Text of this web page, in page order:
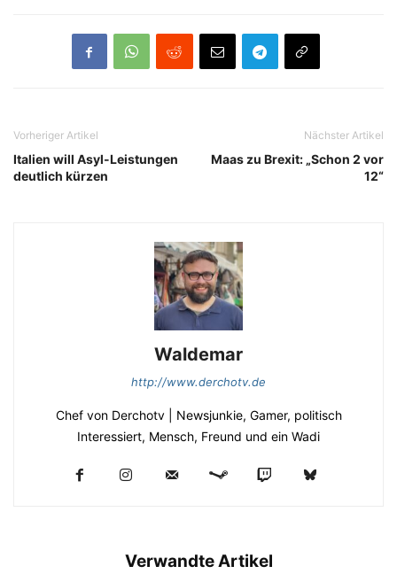
Vorheriger Artikel
Italien will Asyl-Leistungen
deutlich kürzen
Nächster Artikel
Maas zu Brexit: „Schon 2 vor
12“
Waldemar
http://www.derchotv.de
Chef von Derchotv | Newsjunkie, Gamer, politisch
Interessiert, Mensch, Freund und ein Wadi
Verwandte Artikel